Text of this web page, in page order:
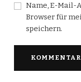
Name, E-Mail-
Browser für
speichern.